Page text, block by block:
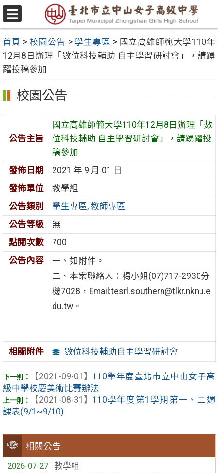
跳
至
要
內
容
區
選
單
首頁 > 校園公告 > 學生專區 > 國立高雄師範大學110年
12月8日辦理「數位科技輔助 自主學習研討會」，請踴
躍投稿參加
相關公告
2026-07-27
教學組
校園公告
公告主旨
國立高雄師範大學110年12月8日辦理「數
位科技輔助 自主學習研討會」，請踴躍投
稿參加
發佈日期
2021 年 9 月 01 日
發佈單位
教學組
公告類別
學生專區, 教師專區
公告等級
無
點閱次數
700
公告內容
一、如附件。
二、本案聯絡人：楊小姐(07)717-2930分
機7028，Email:tesrl.southern@tlkr.nknu.e
du.tw。
相關附件 數位科技輔助自主學習研討會
【2021-09-01】 110學年度臺北市立中山女子高
級中學校慶美術比賽辦法
【2021-08-31】 110學年度第1學期第一、二週
課表(9/1~9/10)